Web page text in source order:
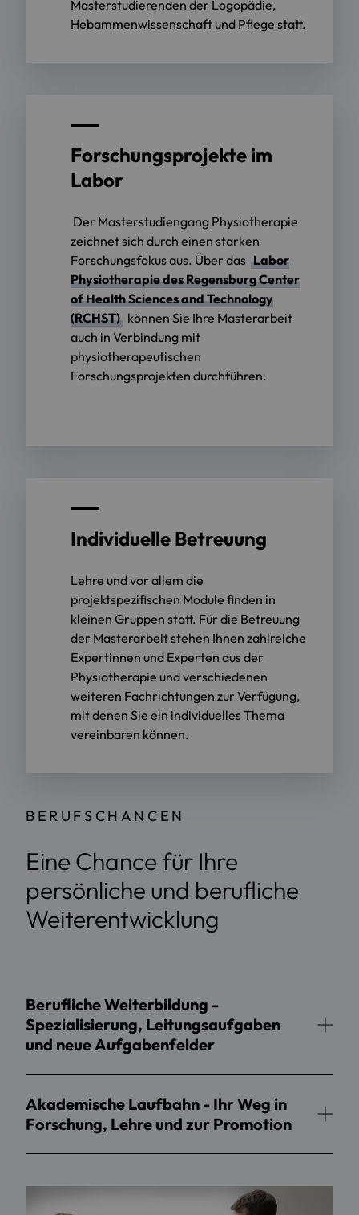
Masterstudierenden der Logopädie,
Hebammenwissenschaft und Pflege statt.
Forschungsprojekte im
Labor
Der Masterstudiengang Physiotherapie
zeichnet sich durch einen starken
Forschungsfokus aus. Über das Labor
Physiotherapie des Regensburg Center
of Health Sciences and Technology
(RCHST) können Sie Ihre Masterarbeit
auch in Verbindung mit
physiotherapeutischen
Forschungsprojekten durchführen.
Individuelle Betreuung
Lehre und vor allem die
projektspezifischen Module finden in
kleinen Gruppen statt. Für die Betreuung
der Masterarbeit stehen Ihnen zahlreiche
Expertinnen und Experten aus der
Physiotherapie und verschiedenen
weiteren Fachrichtungen zur Verfügung,
mit denen Sie ein individuelles Thema
vereinbaren können.
BERUFSCHANCEN
Eine Chance für Ihre
persönliche und berufliche
Weiterentwicklung
Berufliche Weiterbildung -
Spezialisierung, Leitungsaufgaben
und neue Aufgabenfelder
Akademische Laufbahn - Ihr Weg in
Forschung, Lehre und zur Promotion